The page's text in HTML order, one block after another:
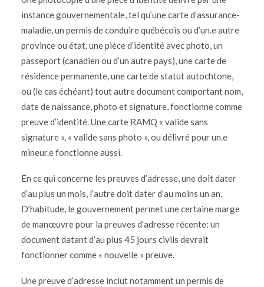
instance gouvernementale, tel qu’une carte d’assurance-
maladie, un permis de conduire québécois ou d’un.e autre
province ou état, une pièce d’identité avec photo, un
passeport (canadien ou d’un autre pays), une carte de
résidence permanente, une carte de statut autochtone,
ou (le cas échéant) tout autre document comportant nom,
date de naissance, photo et signature, fonctionne comme
preuve d’identité. Une carte RAMQ « valide sans
signature », « valide sans photo », ou délivré pour un.e
mineur.e fonctionne aussi.
En ce qui concerne les preuves d’adresse, une doit dater
d’au plus un mois, l’autre doit dater d’au moins un an.
D’habitude, le gouvernement permet une certaine marge
de manœuvre pour la preuves d’adresse récente: un
document datant d’au plus 45 jours civils devrait
fonctionner comme « nouvelle » preuve.
Une preuve d’adresse inclut notamment un permis de